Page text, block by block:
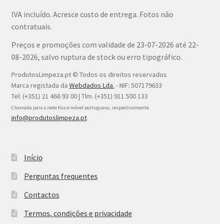
IVA incluído. Acresce custo de entrega. Fotos não
contratuais.
Preços e promoções com validade de 23-07-2026 até 22-
08-2026, salvo ruptura de stock ou erro tipográfico.
ProdutosLimpeza.pt © Todos os direitos reservados
Marca registada da Webdados Lda. - NIF: 507179633
Tel: (+351) 21 466 93 00 | Tlm. (+351) 911 500 133
Chamada para a rede fixa e móvel portuguesa, respectivamente
info@produtoslimpeza.pt
Início
Perguntas frequentes
Contactos
Termos, condições e privacidade